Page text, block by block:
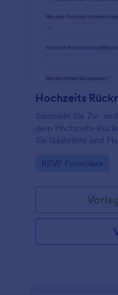
werden Sie im
Hochzeits
Sammeln Sie Zu-
dem Hochzeits-
Sie Gästeliste und
Go to Category:
RSVP Formulare